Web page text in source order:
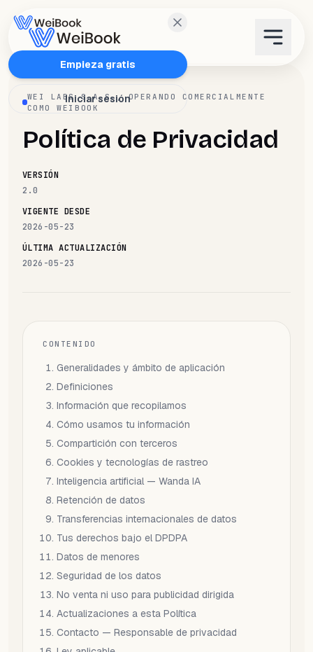
Características
Planes
Wanda
Blog
WeiAcademy
Empieza gratis
Iniciar sesión
WEI LABS S.A.S., OPERANDO COMERCIALMENTE
COMO WEIBOOK
Política de Privacidad
VERSIÓN
2.0
VIGENTE DESDE
2026-05-23
ÚLTIMA ACTUALIZACIÓN
2026-05-23
CONTENIDO
Generalidades y ámbito de aplicación
Definiciones
Información que recopilamos
Cómo usamos tu información
Compartición con terceros
Cookies y tecnologías de rastreo
Inteligencia artificial — Wanda IA
Retención de datos
Transferencias internacionales de datos
Tus derechos bajo el DPDPA
Datos de menores
Seguridad de los datos
No venta ni uso para publicidad dirigida
Actualizaciones a esta Política
Contacto — Responsable de privacidad